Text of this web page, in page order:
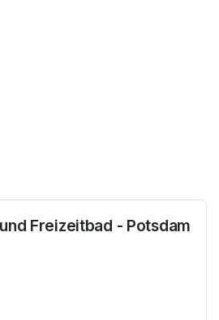
Freizeitbad - Potsdam